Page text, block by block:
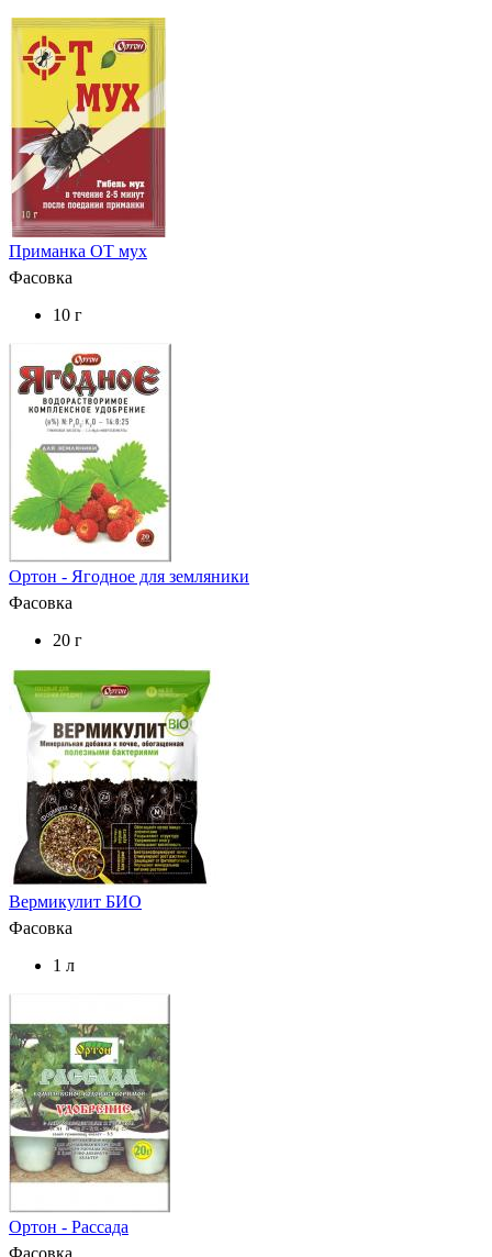
Приманка ОТ мух
Фасовка
10 г
Ортон - Ягодное для земляники
Фасовка
20 г
Вермикулит БИО
Фасовка
1 л
Ортон - Рассада
Фасовка